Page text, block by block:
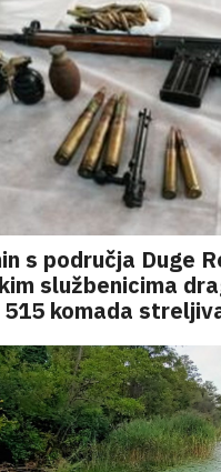
s područja Duge
službenicima
komada